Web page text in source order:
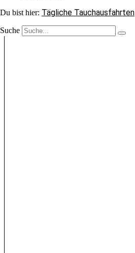
Du bist hier: Tägliche Tauchausfahrten
Suche